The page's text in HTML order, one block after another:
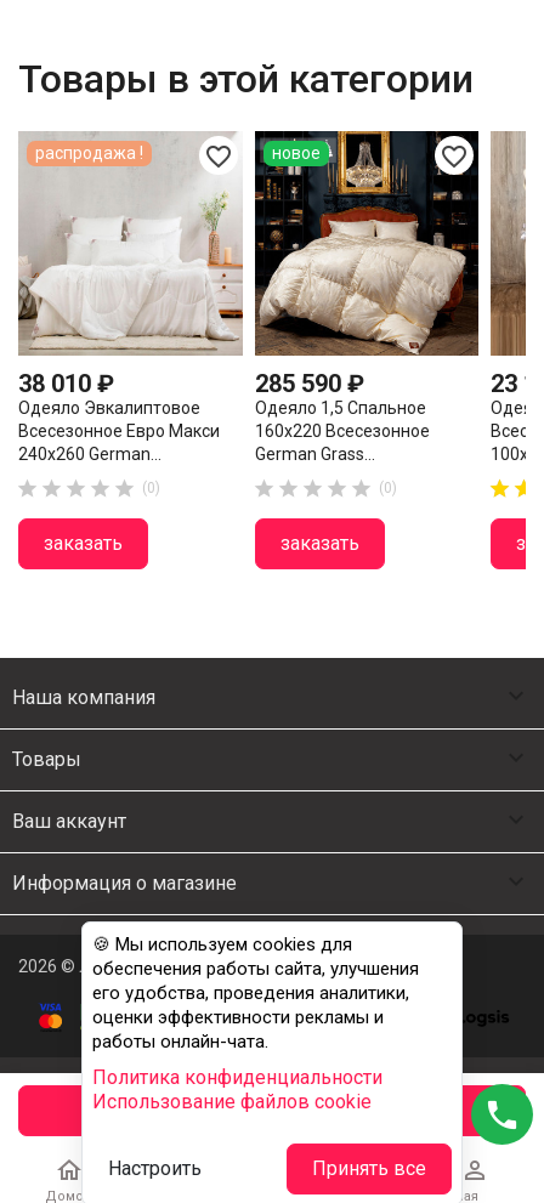
Товары в этой категории
favorite_border
38 010 ₽
Одеяло Эвкалиптовое
Всесезонное Евро Макси
240х260 German...
     (0)
заказать
распродажа ! favorite_border
285 590 ₽
Одеяло 1,5 Спальное
160х220 Всесезонное
German Grass...
     (0)
заказать
новое
23


Наша компания
Товары
Ваш аккаунт
Информация о магазине
2026 © Люкс Постель
🍪 Мы используем cookies для
обеспечения работы сайта, улучшения
его удобства, проведения аналитики,
оценки эффективности рекламы и
работы онлайн-чата.
Политика конфиденциальности
Использование файлов cookie
Настроить Принять все
phone
заказать

Домой

Корзина

Избранное

Учетная